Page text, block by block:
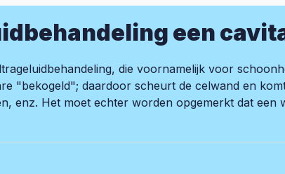
een
die voornamelijk voor
"bekogeld"; daardoor scheurt de celwand en
enz. Het moet echter worden opgemerkt dat een